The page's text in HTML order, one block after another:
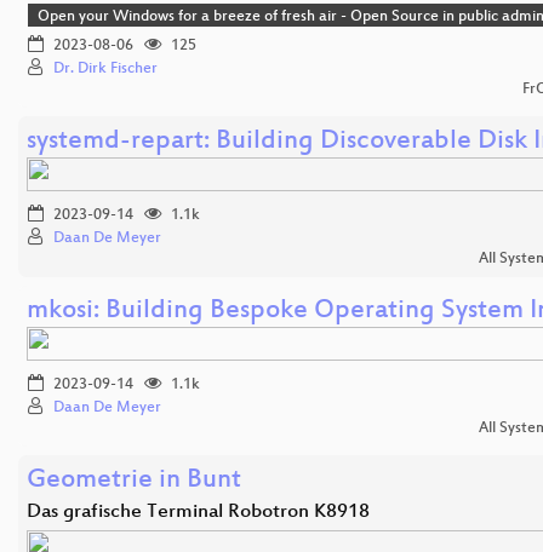
Open your Windows for a breeze of fresh air - Open Source in public
2023-08-06
125
Dr. Dirk Fischer
systemd-repart: Building Discoverable Disk
2023-09-14
1.1k
Daan De Meyer
All
mkosi: Building Bespoke Operating System
2023-09-14
1.1k
Daan De Meyer
All
Geometrie in Bunt
Das grafische Terminal Robotron K8918